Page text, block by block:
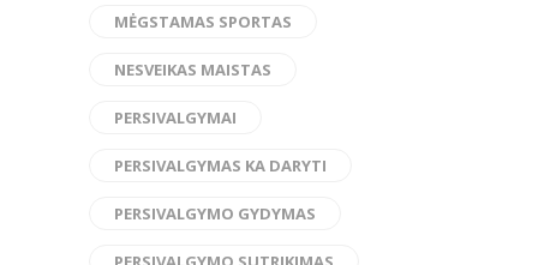
MĖGSTAMAS SPORTAS
NESVEIKAS MAISTAS
PERSIVALGYMAI
PERSIVALGYMAS KA DARYTI
PERSIVALGYMO GYDYMAS